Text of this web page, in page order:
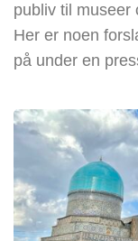
publiv til museer
Her er noen
på under en